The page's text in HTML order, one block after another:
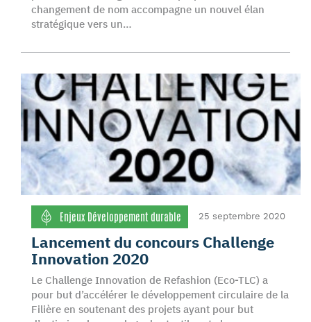
changement de nom accompagne un nouvel élan
stratégique vers un…
Enjeux Développement durable 25 septembre 2020
Lancement du concours Challenge
Innovation 2020
Le Challenge Innovation de Refashion (Eco-TLC) a
pour but d’accélérer le développement circulaire de la
Filière en soutenant des projets ayant pour but